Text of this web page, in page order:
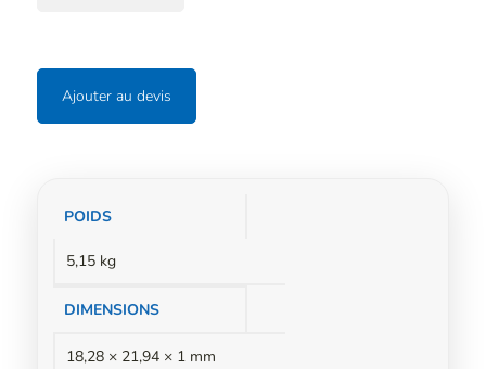
Ajouter au devis
Informations
POIDS
5,15 kg
DIMENSIONS
18,28 × 21,94 × 1 mm